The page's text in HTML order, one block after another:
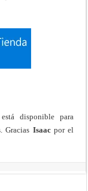
disponible para
Gracias Isaacpor el